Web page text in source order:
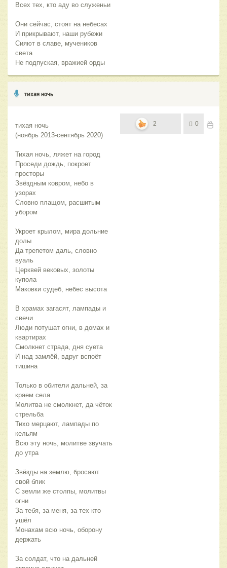
Всех тех, кто аду во служеньи
Они сейчас, стоят на небесах
И прикрывают, наши рубежи
Сияют в славе, мучеников
света
Не подпуская, вражией орды
тихая ночь
тихая ночь
(ноябрь 2013-сентябрь 2020)
Тихая ночь, ляжет на город
Проседи дождь, покроет
просторы
Звёздным ковром, небо в
узорах
Словно плащом, расшитым
убором
Укроет крылом, мира дольние
долы
Да трепетом даль, словно
вуаль
Церквей вековых, золоты
купола
Маковки судеб, небес высота
В храмах загасят, лампады и
свечи
Люди потушат огни, в домах и
квартирах
Смолкнет страда, дня суета
И над замлёй, вдруг вспоёт
тишина
Только в обители дальней, за
краем села
Молитва не смолкнет, да чёток
стрельба
Тихо мерцают, лампады по
кельям
Всю эту ночь, молитве звучать
до утра
Звёзды на землю, бросают
свой блик
С земли же столпы, молитвы
огни
За тебя, за меня, за тех кто
ушёл
Монахам всю ночь, оборону
держать
За солдат, что на дальней
2 0